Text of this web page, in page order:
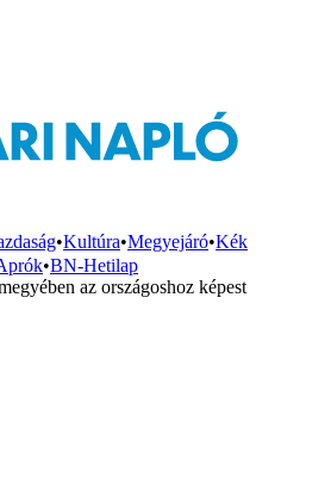
•Kultúra•Megyejáró•Kék
•BN-Hetilap
az országoshoz képest